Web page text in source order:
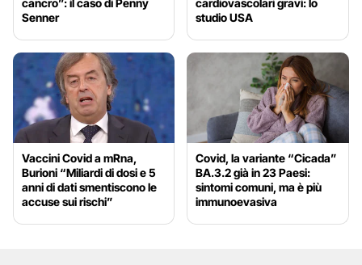
Senner
studio USA
Vaccini Covid a mRna,
Burioni “Miliardi di dosi e 5
anni di dati smentiscono le
accuse sui rischi”
Covid, la variante “Cicada”
BA.3.2 già in 23 Paesi:
sintomi comuni, ma è più
immunoevasiva